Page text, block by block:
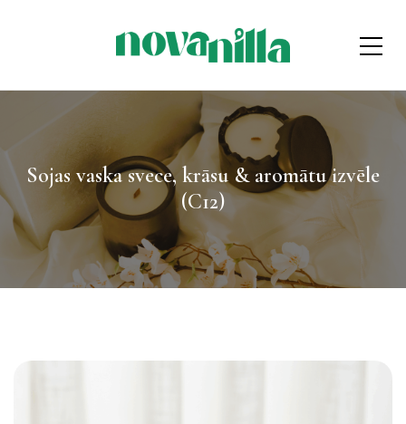
Sojas vaska svece, krāsu & aromātu izvēle
(C12)